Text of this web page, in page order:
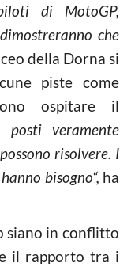
di MotoGP,
che
della Dorna si
piste come
ospitare il
veramente
risolvere. I
bisogno“, ha
siano in conflitto
il rapporto tra i